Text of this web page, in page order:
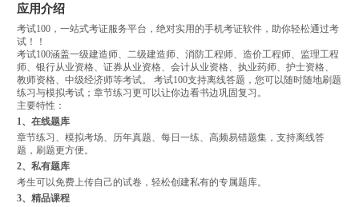
应用介绍
考试100，一站式考证服务平台，绝对实用的手机考证软件，助你轻松通过考
试！！
考试100涵盖一级建造师、二级建造师、消防工程师、造价工程师、监理工程
师、银行从业资格、证券从业资格、会计从业资格、执业药师、护士资格、
教师资格、中级经济师等考试。 考试100支持离线答题，您可以随时随地刷题
练习与模拟考试；章节练习更可以让你边看书边巩固复习。
主要特性：
1、在线题库
章节练习、模拟考场、历年真题、每日一练、高频易错题集，支持离线答
题，刷题更方便。
2、私有题库
考生可以免费上传自己的试卷，轻松创建私有的专属题库。
3、精品课程